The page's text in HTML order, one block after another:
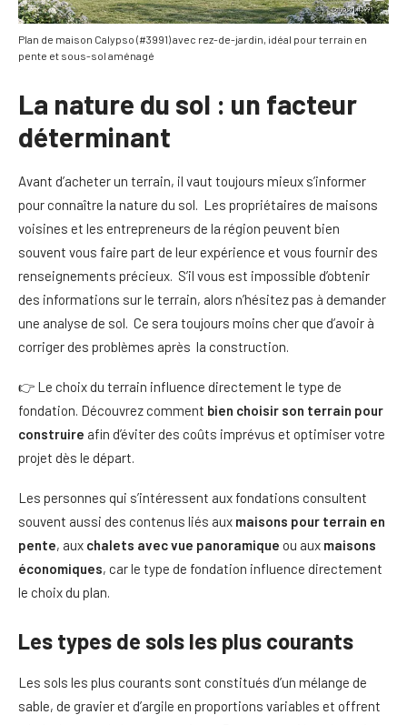
Plan de maison Calypso (#3991) avec rez-de-jardin, idéal pour terrain en
pente et sous-sol aménagé
La nature du sol : un facteur
déterminant
Avant d’acheter un terrain, il vaut toujours mieux s’informer
pour connaître la nature du sol. Les propriétaires de maisons
voisines et les entrepreneurs de la région peuvent bien
souvent vous faire part de leur expérience et vous fournir des
renseignements précieux. S’il vous est impossible d’obtenir
des informations sur le terrain, alors n’hésitez pas à demander
une analyse de sol. Ce sera toujours moins cher que d’avoir à
corriger des problèmes après la construction.
👉 Le choix du terrain influence directement le type de
fondation. Découvrez comment bien choisir son terrain pour
construire afin d’éviter des coûts imprévus et optimiser votre
projet dès le départ.
Les personnes qui s’intéressent aux fondations consultent
souvent aussi des contenus liés aux maisons pour terrain en
pente, aux chalets avec vue panoramique ou aux maisons
économiques, car le type de fondation influence directement
le choix du plan.
Les types de sols les plus courants
Les sols les plus courants sont constitués d’un mélange de
sable, de gravier et d’argile en proportions variables et offrent